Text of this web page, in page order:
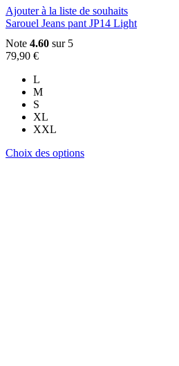
du
produit
Ajouter à la liste de souhaits
Sarouel Jeans pant JP14 Light
Note 4.60 sur 5
79,90 €
L
M
S
XL
XXL
Choix des optionsCe